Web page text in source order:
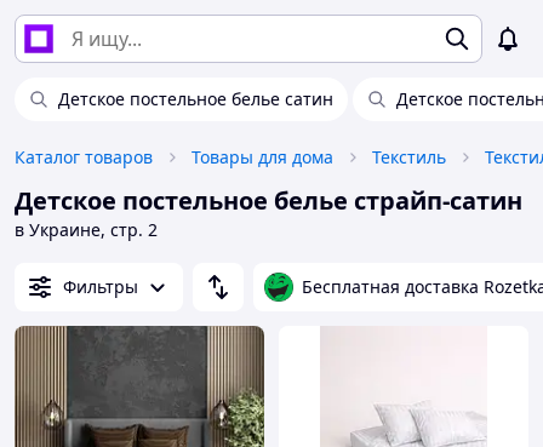
Детское постельное белье сатин Детское
Каталог товаров Товары для дома Текстиль
Детское постельное белье страйп-сатин
в Украине, стр. 2
Фильтры Бесплатная доставка